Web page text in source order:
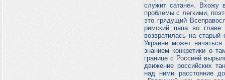
служит сатане». Вхожу
проблемы с легкими,
это грядущий
римский папа во главе
возвратилась на
Украине может
знанием конкретики о
границе с Россией
движение российских
над ними расстояние